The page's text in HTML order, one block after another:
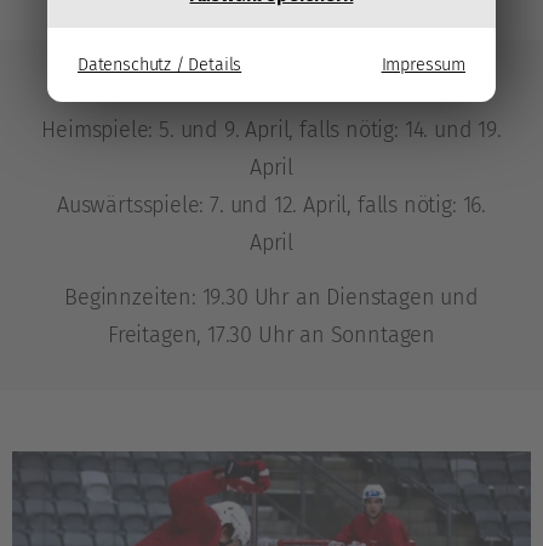
Datenschutz / Details Impressum
Heimspiele: 5. und 9. April, falls nötig: 14. und 19.
April
Auswärtsspiele: 7. und 12. April, falls nötig: 16.
April
Beginnzeiten: 19.30 Uhr an Dienstagen und
Freitagen, 17.30 Uhr an Sonntagen